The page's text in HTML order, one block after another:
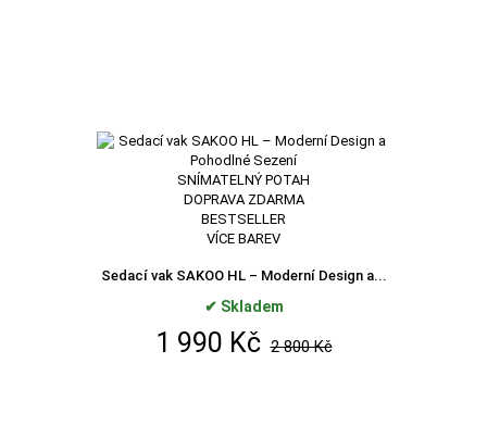
SNÍMATELNÝ POTAH
DOPRAVA ZDARMA
BESTSELLER
VÍCE BAREV
Sedací vak SAKOO HL – Moderní Design a...
✔ Skladem
1 990 Kč 2 800 Kč